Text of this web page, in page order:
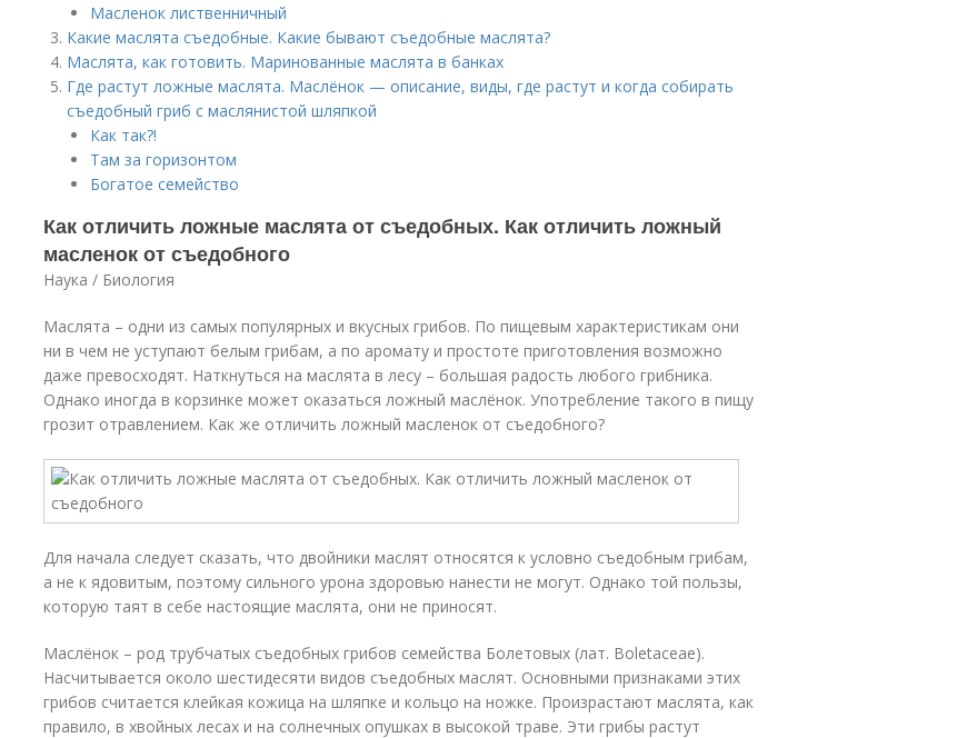
Масленок лиственничный
Какие маслята съедобные. Какие бывают съедобные маслята?
Маслята, как готовить. Маринованные маслята в банках
Где растут ложные маслята. Маслёнок — описание, виды, где растут и когда собирать
съедобный гриб с маслянистой шляпкой
Как так?!
Там за горизонтом
Богатое семейство
Как отличить ложные маслята от съедобных. Как отличить ложный
масленок от съедобного
Наука / Биология
Маслята – одни из самых популярных и вкусных грибов. По пищевым характеристикам они
ни в чем не уступают белым грибам, а по аромату и простоте приготовления возможно
даже превосходят. Наткнуться на маслята в лесу – большая радость любого грибника.
Однако иногда в корзинке может оказаться ложный маслёнок. Употребление такого в пищу
грозит отравлением. Как же отличить ложный масленок от съедобного?
Для начала следует сказать, что двойники маслят относятся к условно съедобным грибам,
а не к ядовитым, поэтому сильного урона здоровью нанести не могут. Однако той пользы,
которую таят в себе настоящие маслята, они не приносят.
Маслёнок – род трубчатых съедобных грибов семейства Болетовых (лат. Boletaceae).
Насчитывается около шестидесяти видов съедобных маслят. Основными признаками этих
грибов считается клейкая кожица на шляпке и кольцо на ножке. Произрастают маслята, как
правило, в хвойных лесах и на солнечных опушках в высокой траве. Эти грибы растут